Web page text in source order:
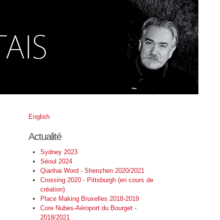
English
Actualité
Sydney 2023
Séoul 2024
Qianhai Word - Shenzhen 2020/2021
Crossing 2020 - Pittsburgh (en cours de
création)
Place Making Bruxelles 2018-2019
Core Nubes-Aéroport du Bourget -
2018/2021